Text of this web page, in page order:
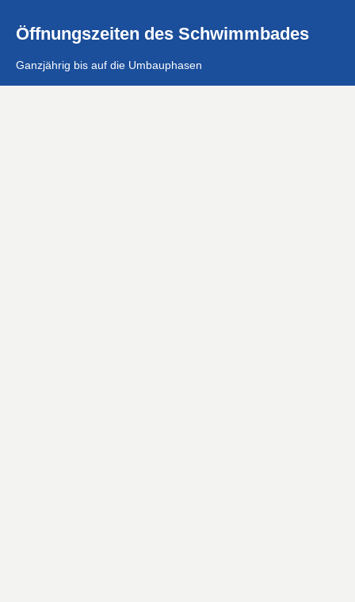
Öffnungszeiten des Schwimmbades
Ganzjährig bis auf die Umbauphasen
Mo, Di, Do, Fr: 6:15 – 20:00 Uhr